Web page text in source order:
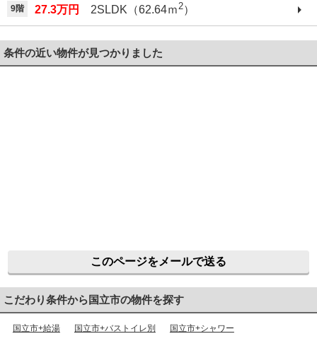
9階 27.3万円 2SLDK（62.64ｍ2）
条件の近い物件が見つかりました
このページをメールで送る
こだわり条件から国立市の物件を探す
国立市+給湯 国立市+バストイレ別
国立市+シャワー